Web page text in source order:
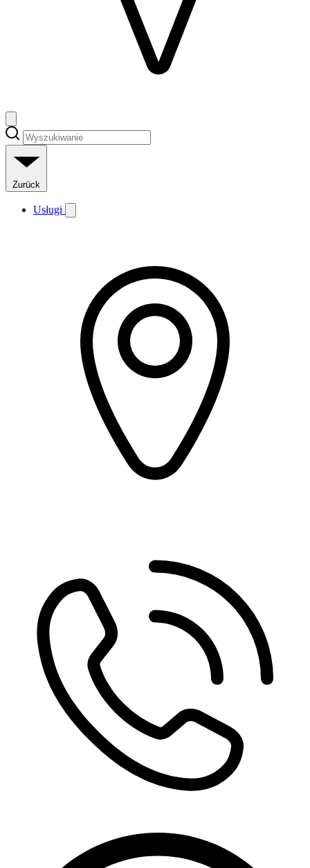
Zurück
Usługi